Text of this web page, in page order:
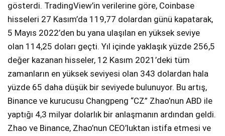
gösterdi. TradingView’in verilerine göre, Coinbase
hisseleri 27 Kasım’da 119,77 dolardan günü kapatarak,
5 Mayıs 2022’den bu yana ulaşılan en yüksek seviye
olan 114,25 doları geçti. Yıl içinde yaklaşık yüzde 256,5
değer kazanan hisseler, 12 Kasım 2021’deki tüm
zamanların en yüksek seviyesi olan 343 dolardan hala
yüzde 65 daha düşük bir seviyede bulunuyor. Bu artış,
Binance ve kurucusu Changpeng “CZ” Zhao’nun ABD ile
yaptığı 4,3 milyar dolarlık bir anlaşmanın ardından geldi.
Zhao ve Binance, Zhao’nun CEO’luktan istifa etmesi ve